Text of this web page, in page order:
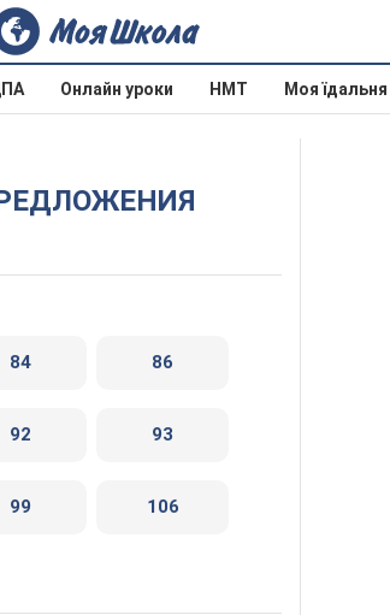
Онлайн уроки НМТ Моя їдальня
84 86
92 93
99 106